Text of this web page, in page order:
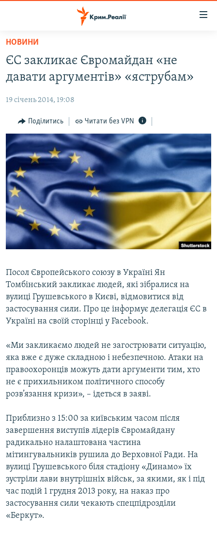
Перейти
основного
матеріалу
до
навігації
Перейти
до
пошуку
ВІДЕО ТА ФОТО
ПОЛІТИКА
БЛОГИ
ПОГЛЯД
ІНТЕРВ'Ю
ВСЕ ЗА ДЕНЬ
СПЕЦПРОЕКТИ
ДЕПОРТАЦІЯ
ВІДЕОУРОКИ «ELIFBE»
СВІДЧЕННЯ ОКУПАЦІЇ
ІНФОГРАФІКА
ЯК ОБІЙТИ БЛОКУВАННЯ
Русский
Qırımtatar
ДОЛУЧАЙСЯ!
Усі сайти RFE/RL
НОВИНИ
ЄC закликає Євромайдан «не
давати аргументів» «яструбам»
19 січень 2014, 19:08
Поділитись Читати без VPN
Посол Європейського союзу в Україні Ян
Томбінський закликає людей, які зібралися на
вулиці Грушевського в Києві, відмовитися від
застосування сили. Про це інформує делегація ЄС в
Україні на своїй сторінці у Facebook.
«Ми закликаємо людей не загострювати ситуацію,
яка вже є дуже складною і небезпечною. Атаки на
правоохоронців можуть дати аргументи тим, хто
не є прихильником політичного способу
розв’язання кризи», – ідеться в заяві.
Приблизно з 15:00 за київським часом після
завершення виступів лідерів Євромайдану
радикально налаштована частина
мітингувальників рушила до Верховної Ради. На
вулиці Грушевського біля стадіону «Динамо» їх
зустріли лави внутрішніх військ, за якими, як і під
час подій 1 грудня 2013 року, на наказ про
застосування сили чекають спецпідрозділи
«Беркут».